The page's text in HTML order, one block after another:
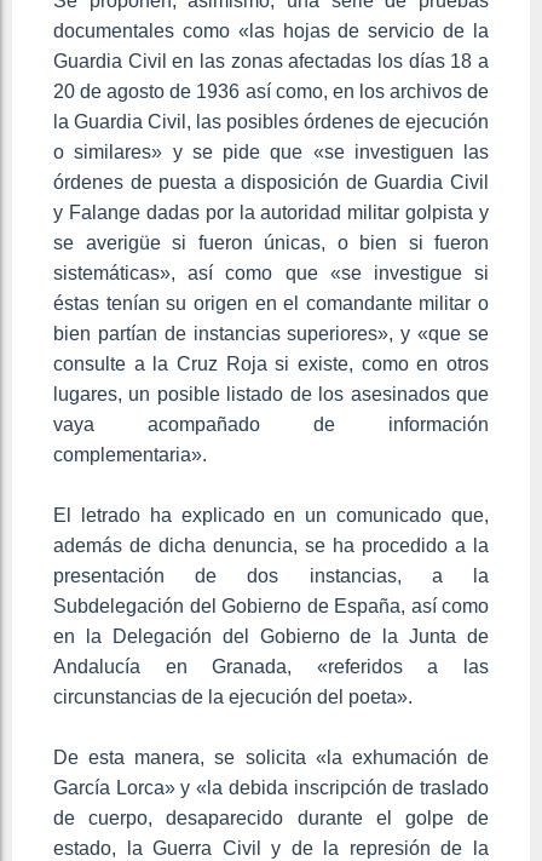
documentales como «las hojas de servicio de la
Guardia Civil en las zonas afectadas los días 18 a
20 de agosto de 1936 así como, en los archivos de
la Guardia Civil, las posibles órdenes de ejecución
o similares» y se pide que «se investiguen las
órdenes de puesta a disposición de Guardia Civil
y Falange dadas por la autoridad militar golpista y
se averigüe si fueron únicas, o bien si fueron
sistemáticas», así como que «se investigue si
éstas tenían su origen en el comandante militar o
bien partían de instancias superiores», y «que se
consulte a la Cruz Roja si existe, como en otros
lugares, un posible listado de los asesinados que
vaya acompañado de información
complementaria».
El letrado ha explicado en un comunicado que,
además de dicha denuncia, se ha procedido a la
presentación de dos instancias, a la
Subdelegación del Gobierno de España, así como
en la Delegación del Gobierno de la Junta de
Andalucía en Granada, «referidos a las
circunstancias de la ejecución del poeta».
De esta manera, se solicita «la exhumación de
García Lorca» y «la debida inscripción de traslado
de cuerpo, desaparecido durante el golpe de
estado, la Guerra Civil y de la represión de la